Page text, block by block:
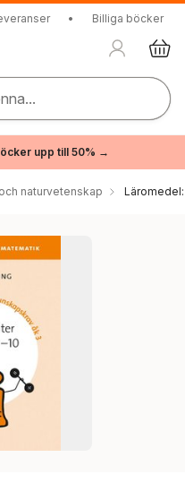
• Billiga böcker
upp till 50% →
naturvetenskap